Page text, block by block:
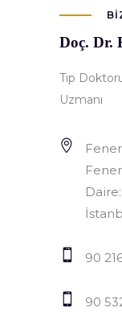
Doç. Dr.
Tıp
Uzmanı
90
90